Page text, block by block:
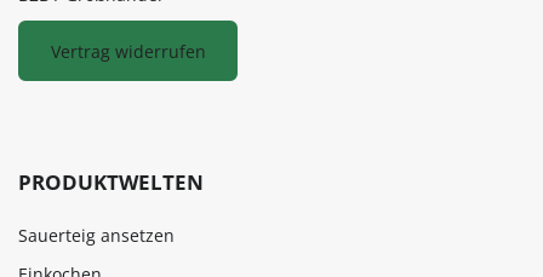
Vertrag widerrufen
PRODUKTWELTEN
Sauerteig ansetzen